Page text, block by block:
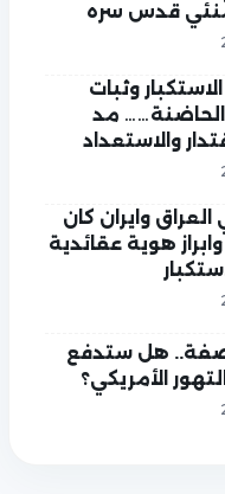
قدس سره
وثبات
الحاضنة…… مد
والاستعداد
وايران كان
هوية عقائدية
هل ستدفع
الأمريكي؟